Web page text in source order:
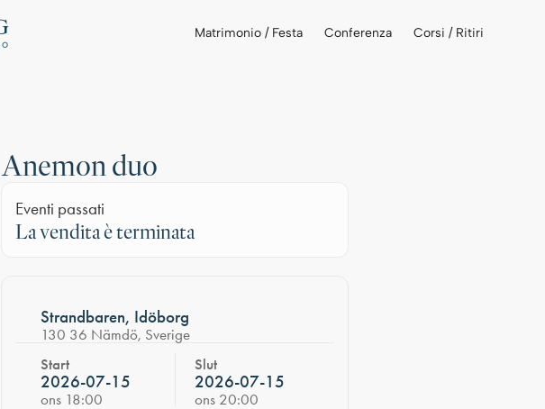
Matrimonio / Festa Conferenza Corsi / Ritiri
Anemon duo
Eventi passati
La vendita è terminata
Strandbaren, Idöborg
130 36 Nämdö, Sverige
Start
2026-07-15
ons 18:00
Slut
2026-07-15
ons 20:00